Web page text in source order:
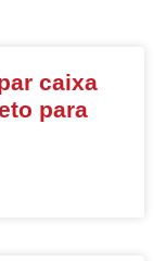
caixa
para